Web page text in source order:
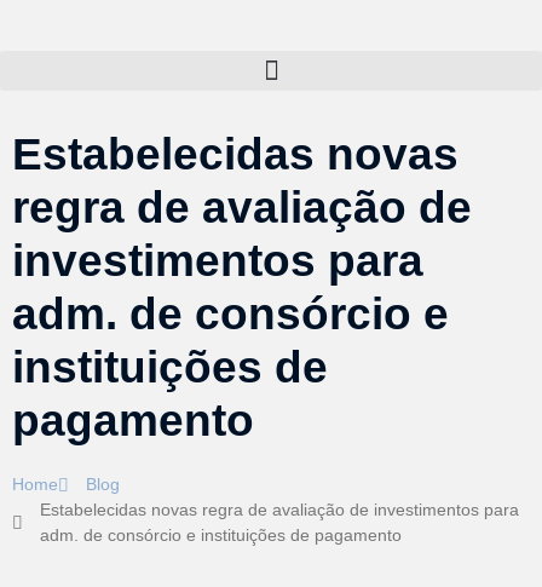
Estabelecidas novas
regra de avaliação de
investimentos para
adm. de consórcio e
instituições de
pagamento
Home
Blog
Estabelecidas novas regra de avaliação de investimentos para
adm. de consórcio e instituições de pagamento